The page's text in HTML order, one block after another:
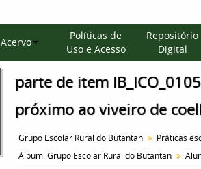
Acervo
Políticas de
Uso e Acesso
Repositório
Digital
parte de item
próximo ao viveiro de
Grupo Escolar Rural do Butantan Práticas
Álbum: Grupo Escolar Rural do Butantan